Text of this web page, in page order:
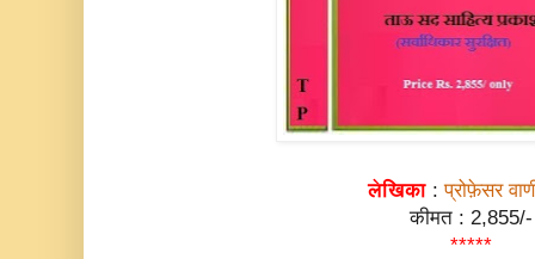
लेखिका :प्रोफ़ेसर
कीमत : 2,855/-
*****